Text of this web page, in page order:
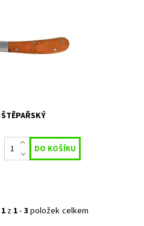
PRO
1z 1- 3 položek celkem